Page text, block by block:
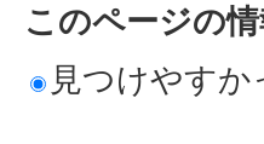
このページの
見つけやすか